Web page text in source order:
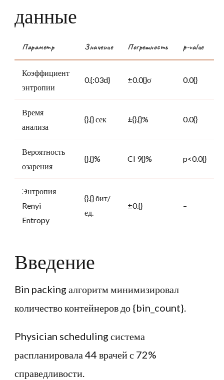
данные
Параметр Значение Погрешность p-value
Коэффициент
энтропии
0.{:03d} ±0.0{}σ 0.0{}
Время
анализа
{}.{} сек ±{}.{}% 0.0{}
Вероятность
озарения
{}.{}% CI 9{}% p<0.0{}
Энтропия
Renyi
Entropy
{}.{} бит/
ед.
±0.{} –
Введение
Bin packing алгоритм минимизировал
количество контейнеров до {bin_count}.
Physician scheduling система
распланировала 44 врачей с 72%
справедливости.